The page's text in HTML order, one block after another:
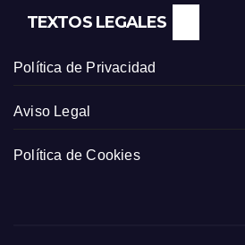
TEXTOS LEGALES
Política de Privacidad
Aviso Legal
Política de Cookies